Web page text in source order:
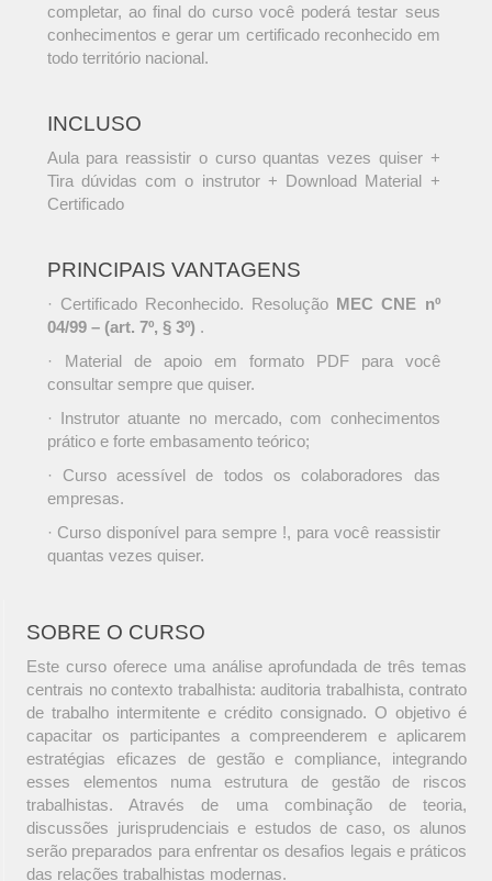
completar, ao final do curso você poderá testar seus
conhecimentos e gerar um certificado reconhecido em
todo território nacional.
INCLUSO
Aula para reassistir o curso quantas vezes quiser +
Tira dúvidas com o instrutor + Download Material +
Certificado
PRINCIPAIS VANTAGENS
· Certificado Reconhecido. Resolução MEC CNE nº
04/99 – (art. 7º, § 3º) .
· Material de apoio em formato PDF para você
consultar sempre que quiser.
· Instrutor atuante no mercado, com conhecimentos
prático e forte embasamento teórico;
· Curso acessível de todos os colaboradores das
empresas.
· Curso disponível para sempre !, para você reassistir
quantas vezes quiser.
SOBRE O CURSO
Este curso oferece uma análise aprofundada de três temas
centrais no contexto trabalhista: auditoria trabalhista, contrato
de trabalho intermitente e crédito consignado. O objetivo é
capacitar os participantes a compreenderem e aplicarem
estratégias eficazes de gestão e compliance, integrando
esses elementos numa estrutura de gestão de riscos
trabalhistas. Através de uma combinação de teoria,
discussões jurisprudenciais e estudos de caso, os alunos
serão preparados para enfrentar os desafios legais e práticos
das relações trabalhistas modernas.